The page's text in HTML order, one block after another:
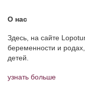
СООБЩЕСТВА
О нас
Здесь, на сайте
беременности и
детей.
узнать больше